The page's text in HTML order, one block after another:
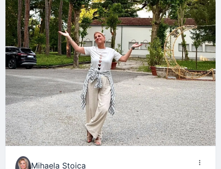
Mihaela Stoica